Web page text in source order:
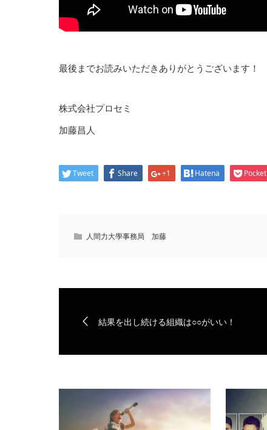
最後までお読みいただきありがとうございます！
株式会社プロセミ
加藤昌人
Tweet Share +1 Hatena Pocket
人間力大學事務局 加藤
結果を出し続ける組織は○○がいい！